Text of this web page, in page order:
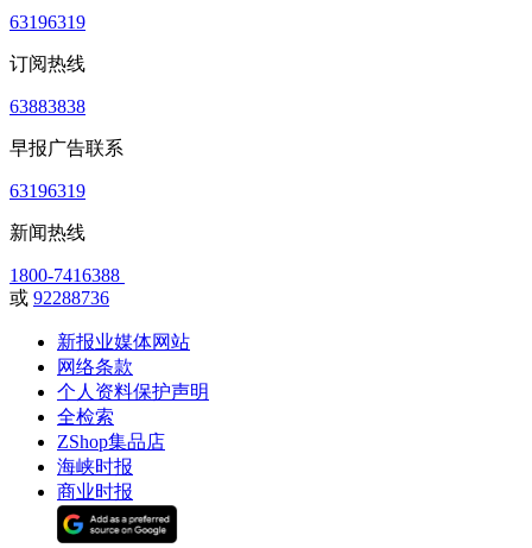
63196319
订阅热线
63883838
早报广告联系
63196319
新闻热线
1800-7416388
或 92288736
新报业媒体网站
网络条款
个人资料保护声明
全检索
ZShop集品店
海峡时报
商业时报